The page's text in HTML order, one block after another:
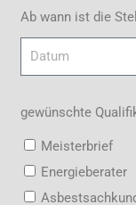
Ab wann ist die
gewünschte
Meisterbrief
Energieberater